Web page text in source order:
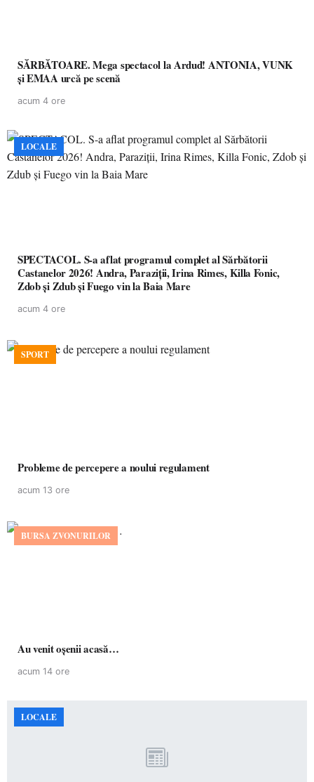
SĂRBĂTOARE. Mega spectacol la Ardud! ANTONIA, VUNK
și EMAA urcă pe scenă
acum 4 ore
LOCALE
SPECTACOL. S-a aflat programul complet al Sărbătorii
Castanelor 2026! Andra, Paraziții, Irina Rimes, Killa Fonic,
Zdob și Zdub și Fuego vin la Baia Mare
acum 4 ore
SPORT
Probleme de percepere a noului regulament
acum 13 ore
BURSA ZVONURILOR
Au venit oșenii acasă…
acum 14 ore
LOCALE